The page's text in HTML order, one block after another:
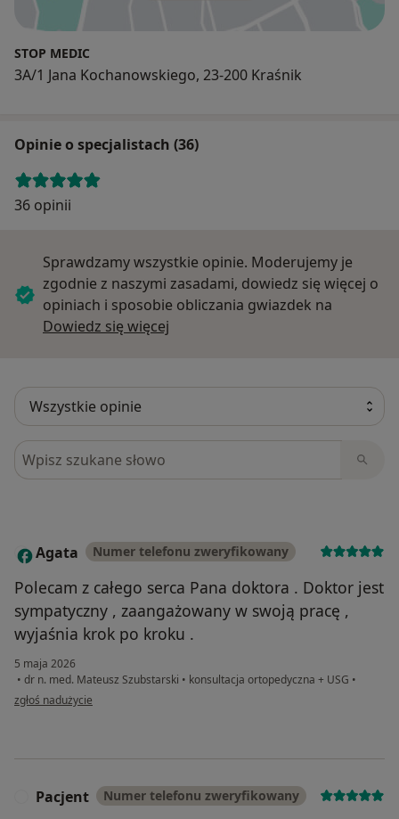
STOP MEDIC
3A/1 Jana Kochanowskiego, 23-200 Kraśnik
Opinie o specjalistach (36)
36 opinii
Sprawdzamy wszystkie opinie. Moderujemy je
zgodnie z naszymi zasadami, dowiedz się więcej o
opiniach i sposobie obliczania gwiazdek na
Dowiedz się więcej
Szukaj w opiniach
A Agata Numer telefonu zweryfikowany
Polecam z całego serca Pana doktora . Doktor jest
sympatyczny , zaangażowany w swoją pracę ,
wyjaśnia krok po kroku .
5 maja 2026
• dr n. med. Mateusz Szubstarski • konsultacja ortopedyczna + USG •
w opinii użytkownika Agata
zgłoś nadużycie
Pacjent Numer telefonu zweryfikowany